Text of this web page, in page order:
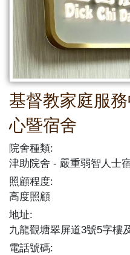
基督教家庭服
心暨宿舍
院舍種類:
津助院舍
嚴重弱智人士
照顧程度:
高度照顧
地址:
九龍觀塘翠屏道3號5字樓
電話號碼: